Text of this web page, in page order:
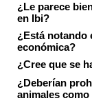
¿Le parece
en Ibi?
¿Está notando
económica?
¿Cree que se
¿Deberían
animales